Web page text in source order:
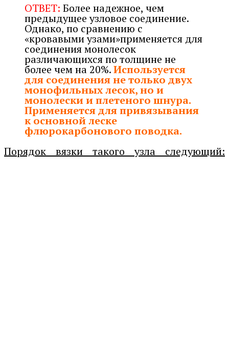
ОТВЕТ: Более надежное, чем
предыдущее узловое соединение.
Однако, по сравнению с
«кровавыми узами»применяется для
соединения монолесок
различающихся по толщине не
более чем на 20%.Используется
для соединения не только двух
монофильных лесок, но и
монолески и плетеного шнура.
Применяется для привязывания
к основной леске
флюрокарбонового поводка.
Порядок вязки такого узла следующий: